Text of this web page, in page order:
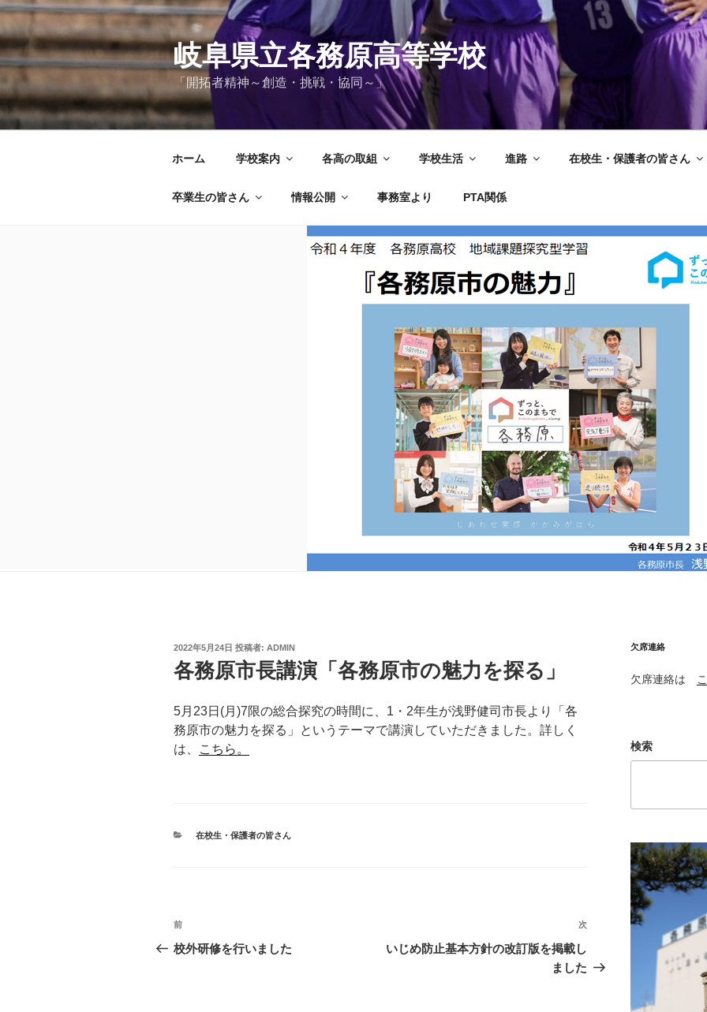
コ
ン
テ
ン
ツ
へ
ス
岐阜県立各務原高等学校
「開拓者精神～創造・挑戦・協同～」
ホーム 学校案内 各高の取組 学校生活 進路 在校生・保護者の皆さん
卒業生の皆さん 情報公開 事務室より PTA関係
投
稿
日:
2022年5月24日 投稿者: ADMIN
各務原市長講演「各務原市の魅力を探る」
5月23日(月)7限の総合探究の時間に、1・2年生が浅野健司市長より「各
務原市の魅力を探る」というテーマで講演していただきました。詳しく
は、
こちら。
カ
在校生・保護者の皆さん
投
稿
前
の
前
校外研修を行いました
次
投
次
いじめ防止基本方針の改訂版を掲載し
ました
欠席連絡
欠席連絡は
検索